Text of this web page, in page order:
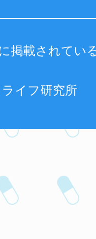
掲載されてい
イフ研究所